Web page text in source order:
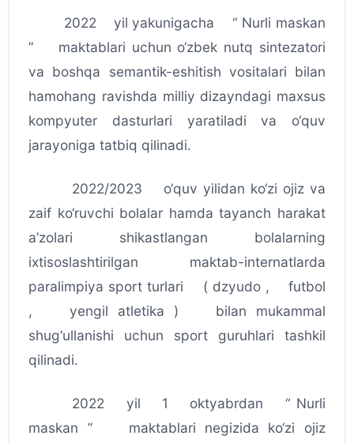
2022 yil yakunigacha “ Nurli maskan
” maktablari uchun o‘zbek nutq sintezatori
va boshqa semantik-eshitish vositalari bilan
hamohang ravishda milliy dizayndagi maxsus
kompyuter dasturlari yaratiladi va o‘quv
jarayoniga tatbiq qilinadi.
2022/2023 o‘quv yilidan ko‘zi ojiz va
zaif ko‘ruvchi bolalar hamda tayanch harakat
a’zolari shikastlangan bolalarning
ixtisoslashtirilgan maktab-internatlarda
paralimpiya sport turlari ( dzyudo , futbol
, yengil atletika ) bilan mukammal
shug‘ullanishi uchun sport guruhlari tashkil
qilinadi.
2022 yil 1 oktyabrdan “ Nurli
maskan ” maktablari negizida ko‘zi ojiz